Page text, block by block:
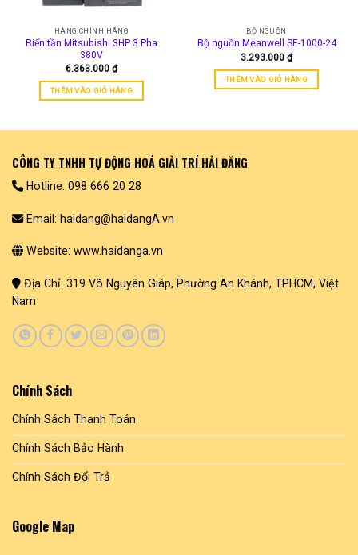
HÀNG CHÍNH HÃNG
Biến tần Mitsubishi 3HP 3 Pha
380V
6.363.000 ₫
THÊM VÀO GIỎ HÀNG
BỘ NGUỒN
Bộ nguồn Meanwell SE-1000-24
3.293.000 ₫
THÊM VÀO GIỎ HÀNG
CÔNG TY TNHH TỰ ĐỘNG HOÁ GIẢI TRÍ HẢI ĐĂNG
Hotline: 098 666 20 28
Email: haidang@haidangA.vn
Website: www.haidanga.vn
Địa Chỉ: 319 Võ Nguyên Giáp, Phường An Khánh, TPHCM, Việt
Nam
Chính Sách
Chính Sách Thanh Toán
Chính Sách Bảo Hành
Chính Sách Đổi Trả
Google Map